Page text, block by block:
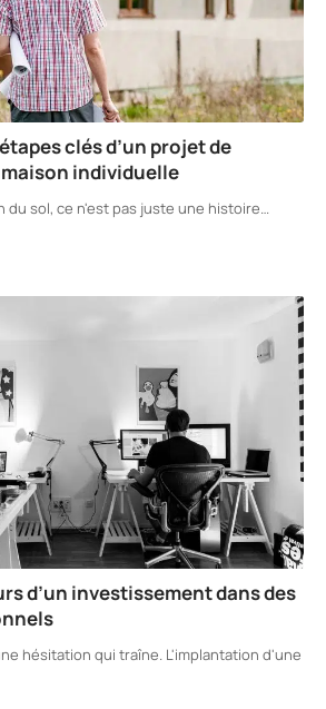
clés d’un projet de
individuelle
du sol, ce n'est pas juste une histoire…
d’un investissement dans des
hésitation qui traîne. L'implantation d'une